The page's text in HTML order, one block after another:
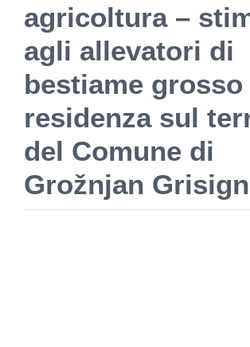
agricoltura –
agli allevatori di
bestiame grosso
residenza sul
del Comune di
Grožnjan